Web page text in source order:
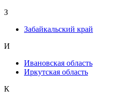
З
Забайкальский край
И
Ивановская область
Иркутская область
К